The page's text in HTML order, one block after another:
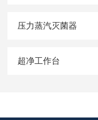
压力蒸汽灭菌器
超净工作台